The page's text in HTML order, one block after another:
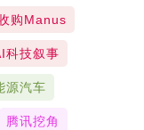
购Manus
科技叙事
源汽车
腾讯挖角